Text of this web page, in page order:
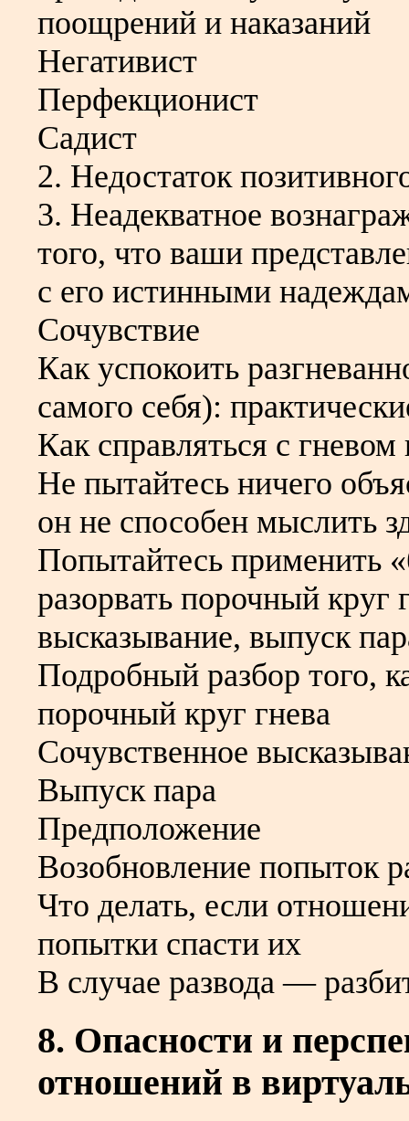
поощрений и наказаний
Негативист
Перфекционист
Садист
2. Недостаток
3. Неадекватное
того, что ваши
с его истинными
Сочувствие
Как успокоить
самого себя):
Как справляться с
Не пытайтесь ничего
он не способен мыслить
Попытайтесь применить
разорвать порочный круг
высказывание, выпуск
Подробный разбор того,
порочный круг гнева
Сочувственное
Выпуск пара
Предположение
Возобновление попыток
Что делать, если
попытки спасти их
В случае развода —
8. Опасности и
отношений в